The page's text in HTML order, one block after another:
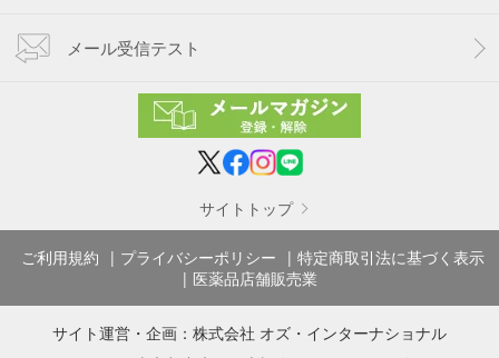
メール受信テスト
サイトトップ
ご利用規約 プライバシーポリシー
特定商取引法に基づく表示
医薬品店舗販売業
サイト運営・企画： 株式会社 オズ・インターナショナル